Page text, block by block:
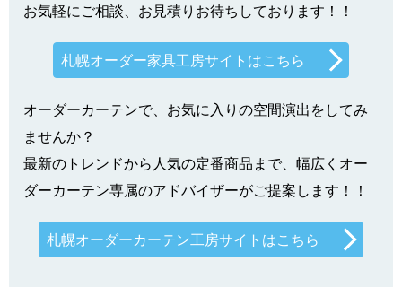
お気軽にご相談、お見積りお待ちしております！！
札幌オーダー家具工房サイトはこちら
オーダーカーテンで、お気に入りの空間演出をしてみ
ませんか？
最新のトレンドから人気の定番商品まで、幅広くオー
ダーカーテン専属のアドバイザーがご提案します！！
札幌オーダーカーテン工房サイトはこちら